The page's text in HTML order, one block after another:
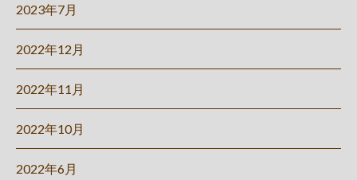
2023年7月
2022年12月
2022年11月
2022年10月
2022年6月